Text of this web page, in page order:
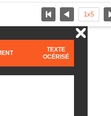
TEXTE
OCÉRISÉ